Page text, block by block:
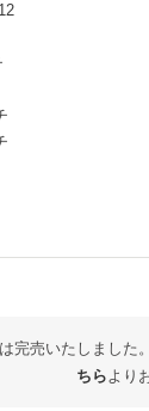
完売いたしました
ちらより